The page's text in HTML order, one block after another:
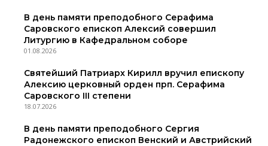
В день памяти преподобного Серафима
Саровского епископ Алексий совершил
Литургию в Кафедральном соборе
01.08.2026
Святейший Патриарх Кирилл вручил епископу
Алексию церковный орден прп. Серафима
Саровского III степени
18.07.2026
В день памяти преподобного Сергия
Радонежского епископ Венский и Австрийский